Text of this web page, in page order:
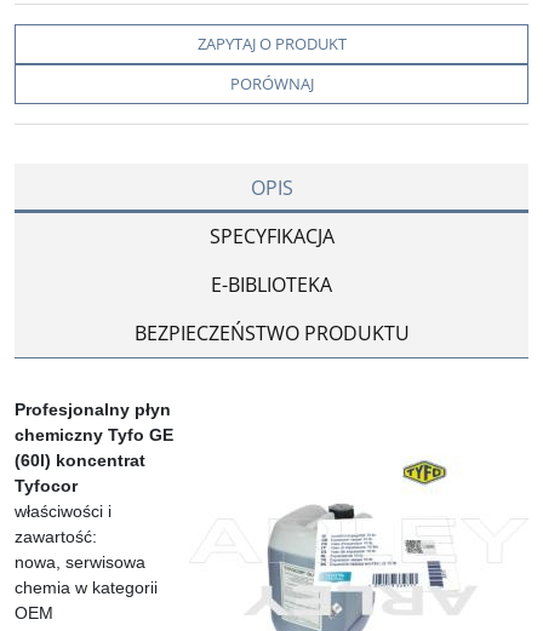
ZAPYTAJ O PRODUKT
PORÓWNAJ
OPIS
SPECYFIKACJA
E-BIBLIOTEKA
BEZPIECZEŃSTWO PRODUKTU
Profesjonalny płyn
chemiczny Tyfo GE
(60l) koncentrat
Tyfocor
właściwości i
zawartość:
nowa, serwisowa
chemia w kategorii
OEM